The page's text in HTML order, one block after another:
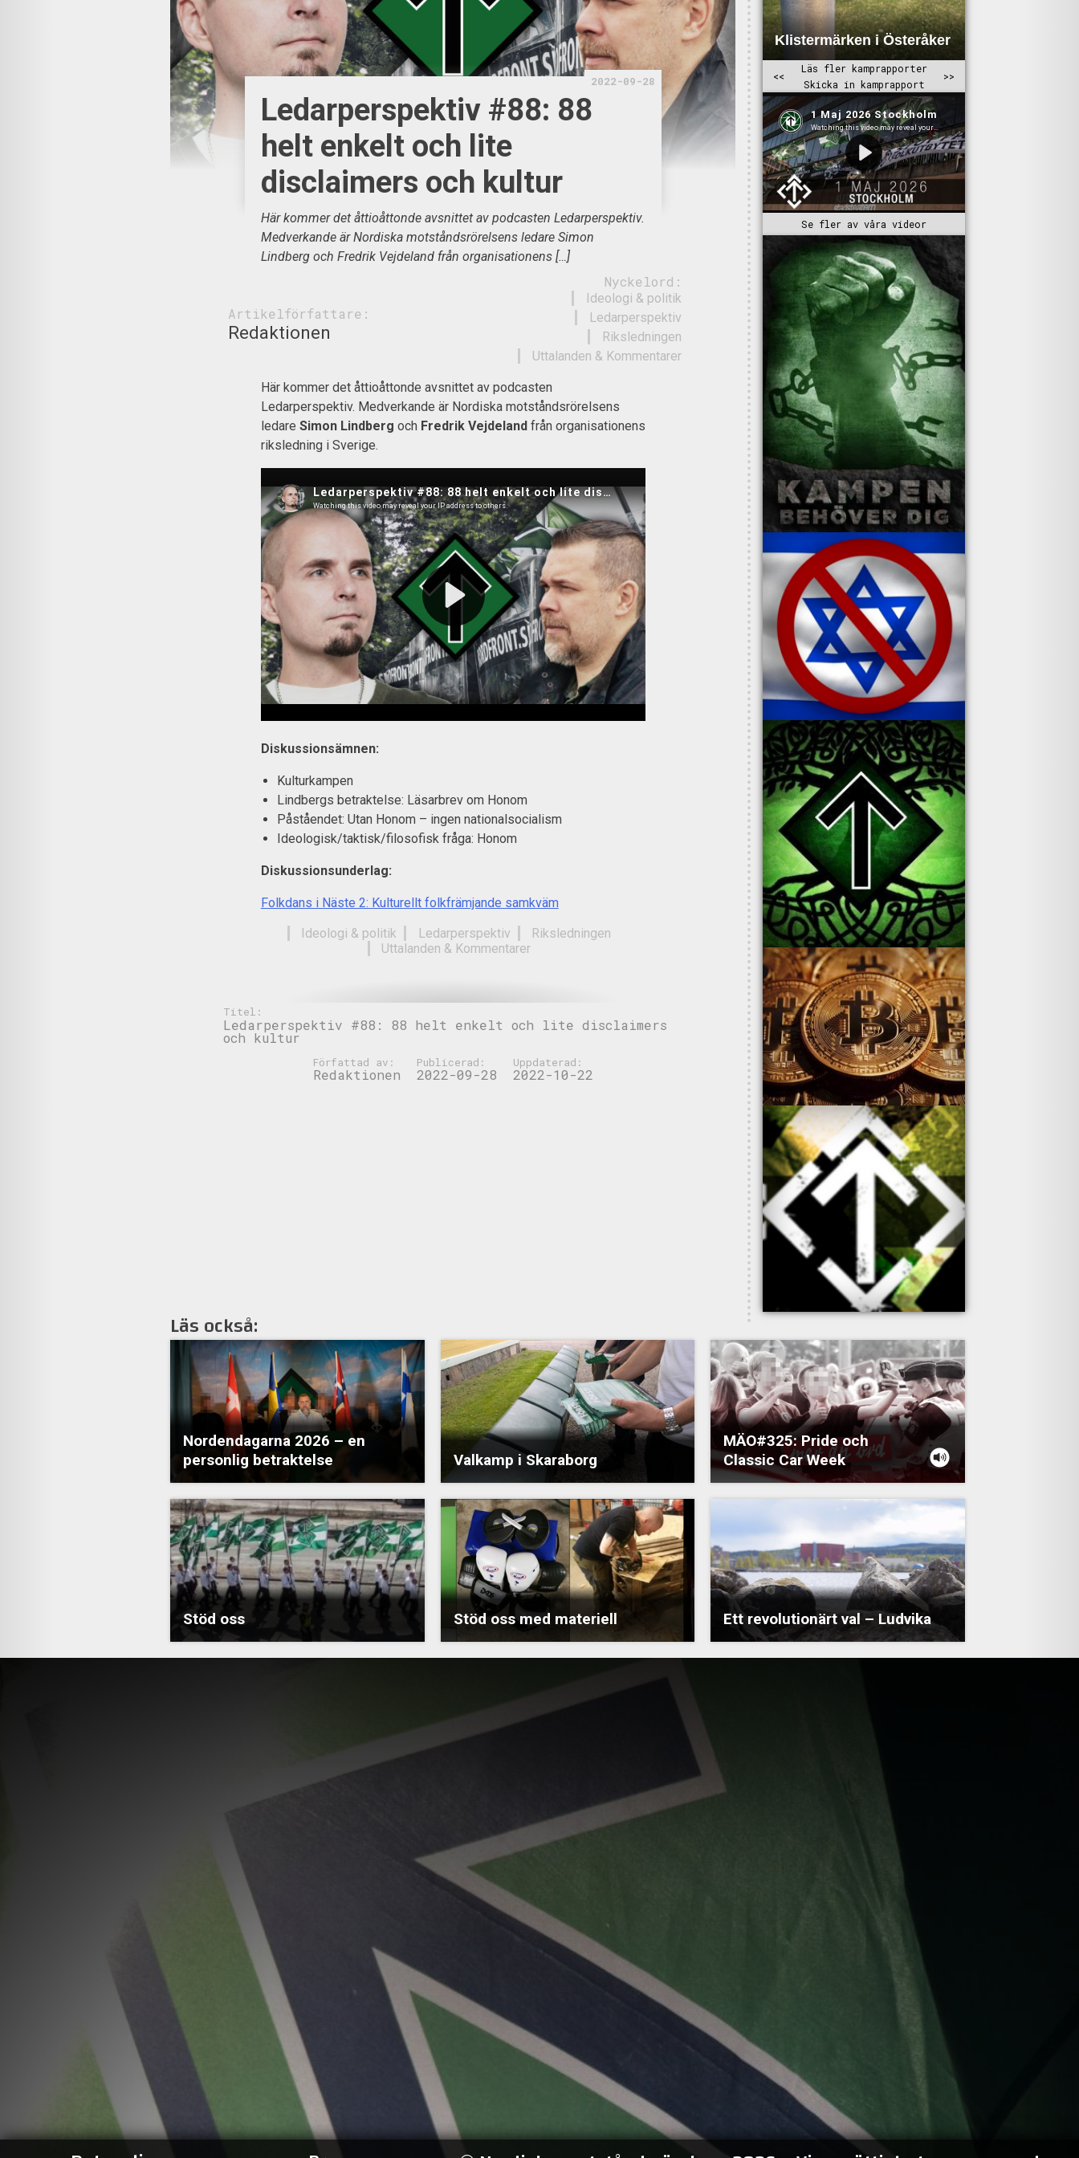
2022-09-28
Ledarperspektiv #88: 88
helt enkelt och lite
disclaimers och kultur
Här kommer det åttioåttonde avsnittet av podcasten Ledarperspektiv.
Medverkande är Nordiska motståndsrörelsens ledare Simon
Lindberg och Fredrik Vejdeland från organisationens […]
Artikelförfattare:
Redaktionen
Nyckelord:
Ideologi & politik
Ledarperspektiv
Riksledningen
Uttalanden & Kommentarer
Här kommer det åttioåttonde avsnittet av podcasten
Ledarperspektiv. Medverkande är Nordiska motståndsrörelsens
ledare Simon Lindberg och Fredrik Vejdeland från organisationens
riksledning i Sverige.
Diskussionsämnen:
Kulturkampen
Lindbergs betraktelse: Läsarbrev om Honom
Påståendet: Utan Honom – ingen nationalsocialism
Ideologisk/taktisk/filosofisk fråga: Honom
Diskussionsunderlag:
Folkdans i Näste 2: Kulturellt folkfrämjande samkväm
Ideologi & politik
Ledarperspektiv
Riksledningen
Uttalanden & Kommentarer
Titel:
Ledarperspektiv #88: 88 helt enkelt och lite disclaimers
och kultur
Författad av:
Redaktionen
Publicerad:
2022-09-28
Uppdaterad:
2022-10-22
Se fler av våra videor
Läs också:
Nordendagarna 2026 – en
personlig betraktelse
Valkamp i Skaraborg
MÄO#325: Pride och
Classic Car Week
Stöd oss Stöd oss med materiell Ett revolutionärt val – Ludvika